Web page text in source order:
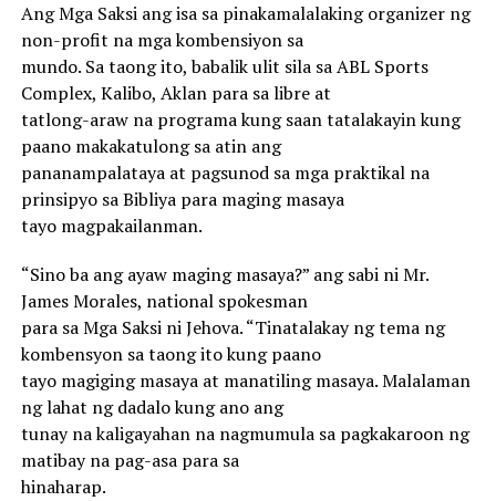
Ang Mga Saksi ang isa sa pinakamalalaking organizer ng
non-profit na mga kombensiyon sa
mundo. Sa taong ito, babalik ulit sila sa ABL Sports
Complex, Kalibo, Aklan para sa libre at
tatlong-araw na programa kung saan tatalakayin kung
paano makakatulong sa atin ang
pananampalataya at pagsunod sa mga praktikal na
prinsipyo sa Bibliya para maging masaya
tayo magpakailanman.
“Sino ba ang ayaw maging masaya?” ang sabi ni Mr.
James Morales, national spokesman
para sa Mga Saksi ni Jehova. “Tinatalakay ng tema ng
kombensyon sa taong ito kung paano
tayo magiging masaya at manatiling masaya. Malalaman
ng lahat ng dadalo kung ano ang
tunay na kaligayahan na nagmumula sa pagkakaroon ng
matibay na pag-asa para sa
hinaharap.